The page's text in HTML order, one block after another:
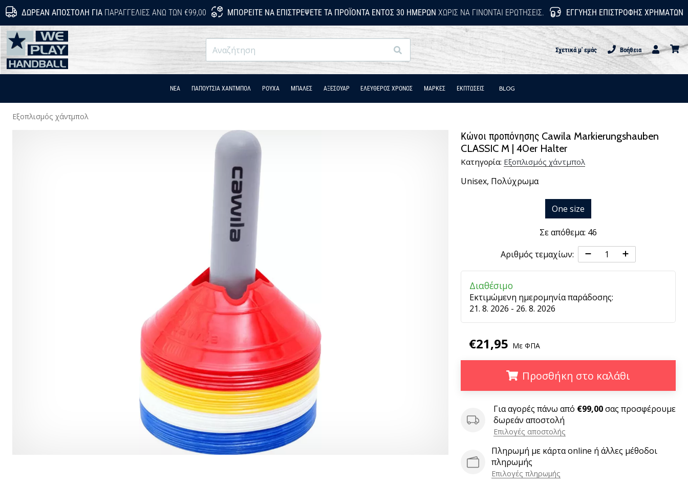
ΔΩΡΕΆΝ ΑΠΟΣΤΟΛΉ ΓΙΑΠΑΡΑΓΓΕΛΊΕΣ ΆΝΩ ΤΩΝ €99,00 ΜΠΟΡΕΊΤΕ ΝΑ ΕΠΙΣΤΡΈΨΕΤΕ ΤΑ ΠΡΟΪΌΝΤΑ ΕΝΤΌΣ 30 ΗΜΕΡΏΝ ΧΩΡΊΣ ΝΑ ΓΊΝΟΝΤΑΙ ΕΡΩΤΉΣΕΙΣ. ΕΓΓΎΗΣΗ ΕΠΙΣΤΡΟΦΉΣ ΧΡΗΜΆΤΩΝ
WePlayHandball.cy
Αναζήτηση Σχετικά μ' εμάς
Βοήθεια
Χρήστης
ΝΕΑ ΠΑΠΟΎΤΣΙΑ ΧΆΝΤΜΠΟΛ ΡΟΎΧΑ ΜΠΑΛΕΣ ΑΞΕΣΟΥΑΡ ΕΛΕΥΘΕΡΟΣ ΧΡΟΝΟΣ ΜΑΡΚΕΣ ΕΚΠΤΩΣΕΙΣ BLOG
Εξοπλισμός χάντμπολ
Κώνοι προπόνησης Cawila Markierungshauben
CLASSIC M | 40er Halter
Κατηγορία: Εξοπλισμός χάντμπολ
Unisex, Πολύχρωμα
One size
Σε απόθεμα: 46
Αριθμός τεμαχίων:
Διαθέσιμο
Εκτιμώμενη ημερομηνία παράδοσης:
21. 8. 2026 - 26. 8. 2026
€21,95 Με ΦΠΑ
Προσθήκη στο καλάθι
...
Για αγορές πάνω από €99,00σας προσφέρουμε
δωρεάν αποστολή
Επιλογές αποστολής
Πληρωμή με κάρτα online ή άλλες μέθοδοι
πληρωμής
Επιλογές πληρωμής